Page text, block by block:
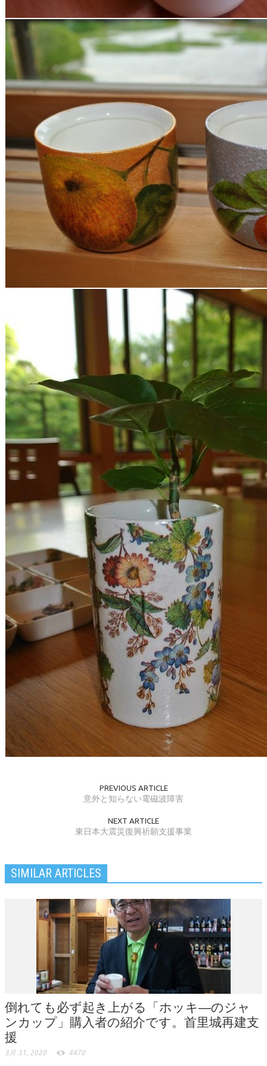
PREVIOUS ARTICLE
意外と知らない電磁波障害
NEXT ARTICLE
東日本大震災復興祈願支援事業
SIMILAR ARTICLES
倒れても必ず起き上がる「ホッキ―のジャ
ンカップ」購入者の紹介です。首里城再建支
援
3月 31, 2020 4470